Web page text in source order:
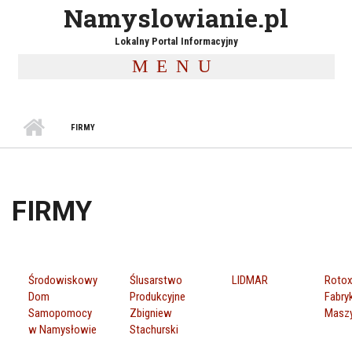
Namyslowianie.pl
Lokalny Portal Informacyjny
MENU
FIRMY
FIRMY
Środowiskowy
Dom
Samopomocy
w Namysłowie
Ślusarstwo
Produkcyjne
Zbigniew
Stachurski
LIDMAR
Rotox